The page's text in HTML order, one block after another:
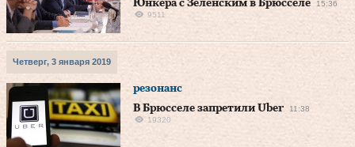
Юнкера с Зеленским в Брюсселе
15:36
9511
Четверг, 3 января 2019
резонанс
В Брюсселе запретили Uber
11:38
19320